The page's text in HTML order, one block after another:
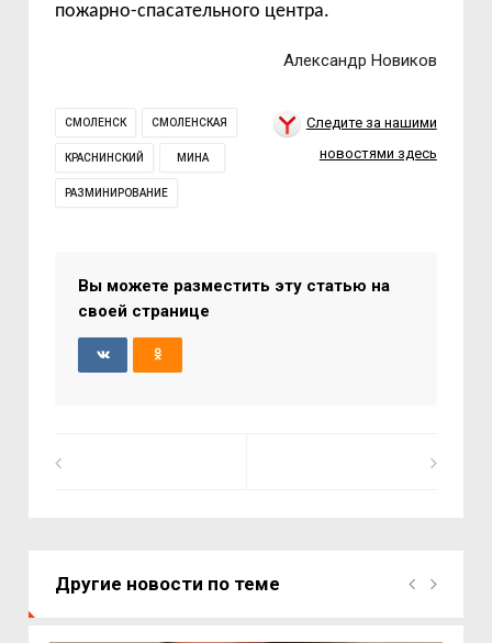
пожарно-спасательного центра.
Александр Новиков
СМОЛЕНСК СМОЛЕНСКАЯ
КРАСНИНСКИЙ МИНА
РАЗМИНИРОВАНИЕ
Следите за нашими
новостями здесь
Вы можете разместить эту статью на
своей странице
Другие новости по теме